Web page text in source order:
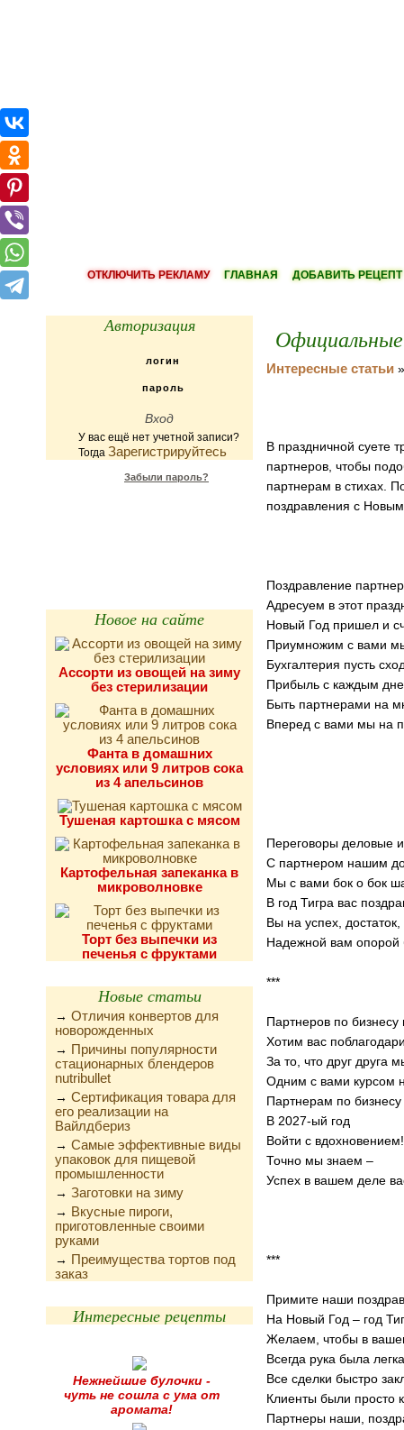
ОТКЛЮЧИТЬ РЕКЛАМУ ГЛАВНАЯ ДОБАВИТЬ РЕЦЕПТ
Авторизация
У вас ещё нет учетной записи?
Тогда Зарегистрируйтесь
Забыли пароль?
Новое на сайте
Ассорти из овощей на зиму
без стерилизации
Фанта в домашних
условиях или 9 литров сока
из 4 апельсинов
Тушеная картошка с мясом
Картофельная запеканка в
микроволновке
Торт без выпечки из
печенья с фруктами
Новые статьи
→ Отличия конвертов для
новорожденных
→ Причины популярности
стационарных блендеров
nutribullet
→ Сертификация товара для
его реализации на
Вайлдбериз
→ Самые эффективные виды
упаковок для пищевой
промышленности
→ Заготовки на зиму
→ Вкусные пироги,
приготовленные своими
руками
→ Преимущества тортов под
заказ
Интересные рецепты
Нежнейшие булочки -
чуть не сошла с ума от
аромата!
Интересные статьи »
В праздничной суете
партнеров, чтобы
партнерам в стихах.
поздравления с
Поздравление
Адресуем в этот
Новый Год пришел и
Приумножим с вами
Бухгалтерия пусть
Прибыль с каждым
Быть партнерами на
Вперед с вами мы на
Переговоры деловые
С партнером нашим
Мы с вами бок о бок
В год Тигра вас
Вы на успех,
Надежной вам
***
Партнеров по
Хотим вас
За то, что друг друга
Одним с вами курсом
Партнерам по
В 2027-ый год
Войти с вдохновением!
Точно мы знаем –
Успех в вашем деле
***
Примите наши
На Новый Год – год
Желаем, чтобы в
Всегда рука была
Все сделки быстро
Клиенты были просто
Партнеры наши,